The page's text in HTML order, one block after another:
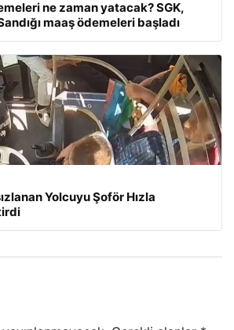
ne zaman yatacak? SGK,
maaş ödemeleri başladı
Yolcuyu Şoför Hızla